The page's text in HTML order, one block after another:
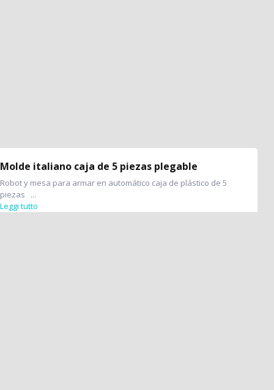
Molde italiano caja de 5 piezas plegable
Robot y mesa para armar en automático caja de plástico de 5
piezas ...
Leggi tutto